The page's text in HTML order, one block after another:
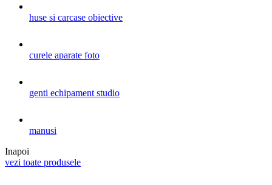
huse si carcase obiective
curele aparate foto
genti echipament studio
manusi
Inapoi
vezi toate produsele